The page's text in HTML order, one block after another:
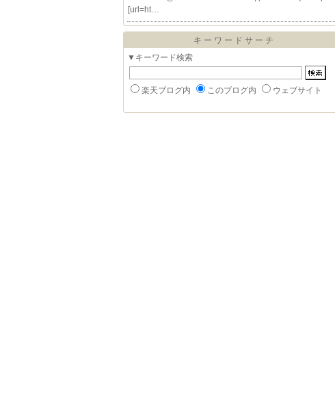
[url=ht…
キーワードサーチ
▼キーワード検索
楽天ブログ内 このブログ内 ウェブサイト